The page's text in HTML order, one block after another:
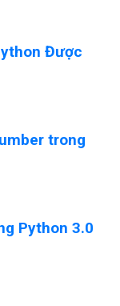
Được
trong
Python 3.0